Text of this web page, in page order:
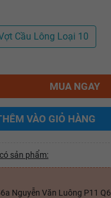
Cầu Lông Loại 10
MUA NGAY
VÀO GIỎ HÀNG
sản phẩm:
Nguyễn Văn Luông P11 Q6